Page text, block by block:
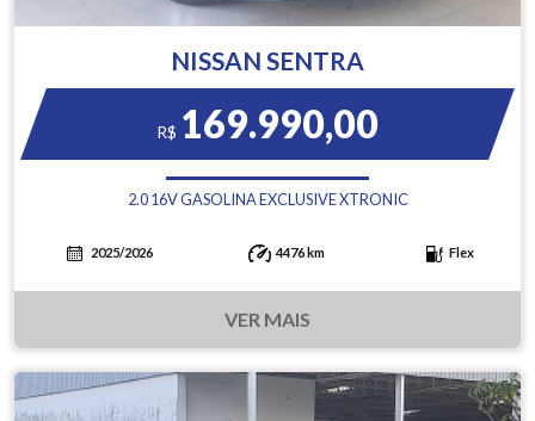
NISSAN SENTRA
R$ 169.990,00
2.0 16V GASOLINA EXCLUSIVE XTRONIC
2025/2026 4476 km Flex
VER MAIS